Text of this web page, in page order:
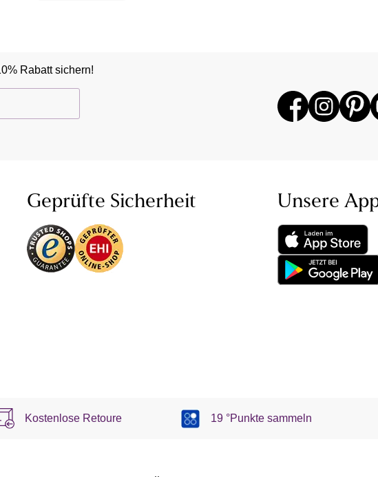
Rabatt sichern!
Geprüfte Sicherheit Unsere
Kostenlose Retoure 19 °Punkte sammeln